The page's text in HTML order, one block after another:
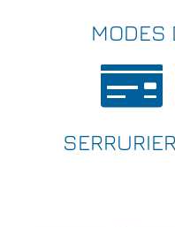
MODES